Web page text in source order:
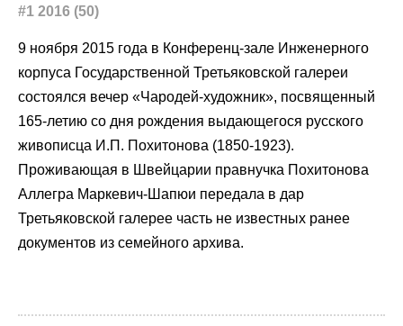
#1 2016 (50)
9 ноября 2015 года в Конференц-зале Инженерного
корпуса Государственной Третьяковской галереи
состоялся вечер «Чародей-художник», посвященный
165-летию со дня рождения выдающегося русского
живописца И.П. Похитонова (1850-1923).
Проживающая в Швейцарии правнучка Похитонова
Аллегра Маркевич-Шапюи передала в дар
Третьяковской галерее часть не известных ранее
документов из семейного архива.